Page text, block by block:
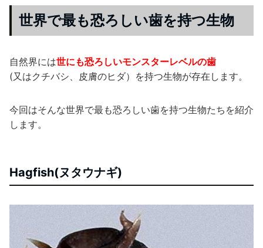
世界で最も恐ろしい歯を持つ生物
自然界には世にも恐ろしいモンスターレベルの歯
(又はクチバシ、皮膚のヒダ）を持つ生物が存在します。
今回はそんな世界で最も恐ろしい歯を持つ生物たちを紹介
します。
Hagfish(ヌタウナギ)